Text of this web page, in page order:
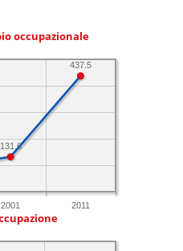
occupazionale
2001 2011
437.5
131.6